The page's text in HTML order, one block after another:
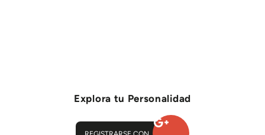
Explora tu Personalidad